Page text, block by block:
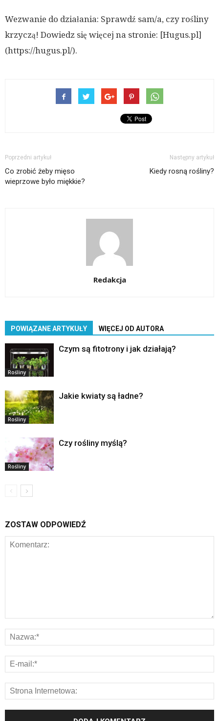
Wezwanie do działania: Sprawdź sam/a, czy rośliny
krzyczą! Dowiedz się więcej na stronie: [Hugus.pl]
(https://hugus.pl/).
Poprzedni artykuł
Co zrobić żeby mięso
wieprzowe było miękkie?
Następny artykuł
Kiedy rosną rośliny?
Redakcja
POWIĄZANE ARTYKUŁY WIĘCEJ OD AUTORA
Rośliny
Czym są fitotrony i jak działają?
Rośliny
Jakie kwiaty są ładne?
Rośliny
Czy rośliny myślą?
ZOSTAW ODPOWIEDŹ